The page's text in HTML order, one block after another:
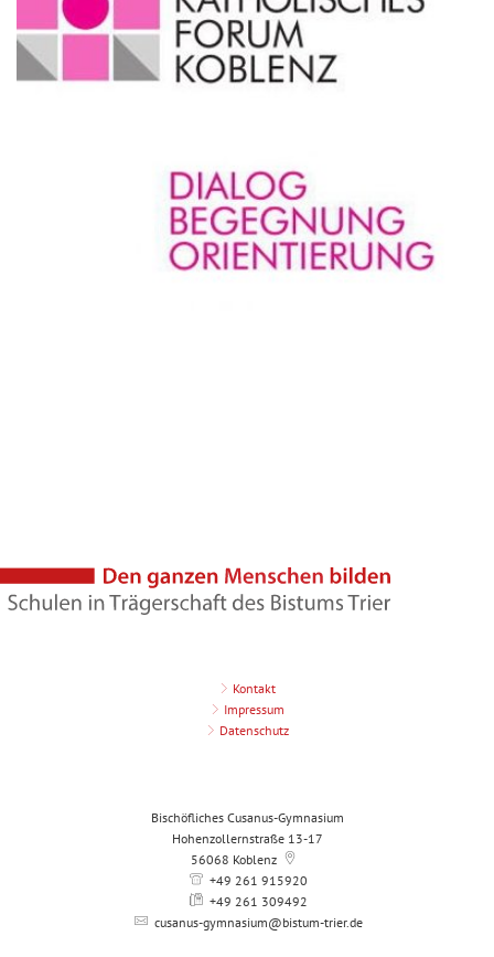
Kontakt
Impressum
Datenschutz
Bischöfliches Cusanus-Gymnasium
Hohenzollernstraße 13-17
56068 Koblenz
+49 261 915920
+49 261 309492
cusanus-gymnasium@bistum-trier.de